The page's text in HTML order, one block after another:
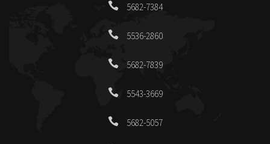
5682-7384
5536-2860
5682-7839
5543-3669
5682-5057